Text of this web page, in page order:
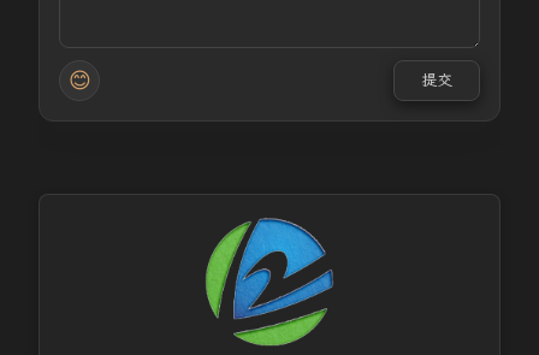
😊 提交